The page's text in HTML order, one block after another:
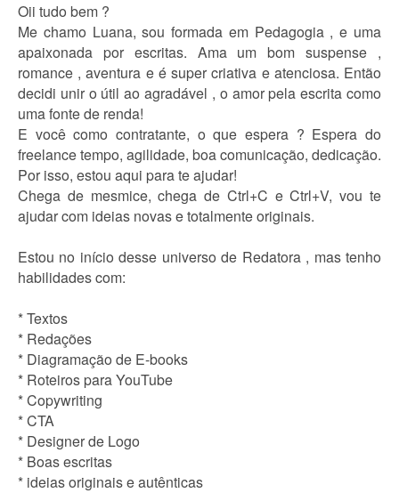
Oii tudo bem ?
Me chamo Luana, sou formada em Pedagogia , e uma
apaixonada por escritas. Ama um bom suspense ,
romance , aventura e é super criativa e atenciosa. Então
decidi unir o útil ao agradável , o amor pela escrita como
uma fonte de renda!
E você como contratante, o que espera ? Espera do
freelance tempo, agilidade, boa comunicação, dedicação.
Por isso, estou aqui para te ajudar!
Chega de mesmice, chega de Ctrl+C e Ctrl+V, vou te
ajudar com ideias novas e totalmente originais.
Estou no início desse universo de Redatora , mas tenho
habilidades com:
* Textos
* Redações
* Diagramação de E-books
* Roteiros para YouTube
* Copywriting
* CTA
* Designer de Logo
* Boas escritas
* ideias originais e autênticas